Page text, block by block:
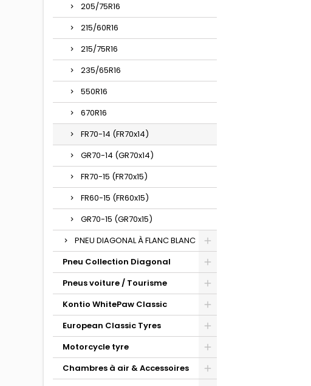
205/75R16
215/60R16
215/75R16
235/65R16
550R16
670R16
FR70-14 (FR70x14)
GR70-14 (GR70x14)
FR70-15 (FR70x15)
FR60-15 (FR60x15)
GR70-15 (GR70x15)
PNEU DIAGONAL À FLANC BLANC
Pneu Collection Diagonal
Pneus voiture / Tourisme
Kontio WhitePaw Classic
European Classic Tyres
Motorcycle tyre
Chambres à air & Accessoires